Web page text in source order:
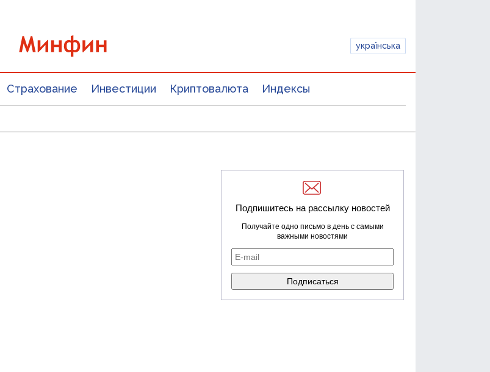
українська
Страхование Инвестиции Криптовалюта Индексы
Подпишитесь на рассылку новостей
Получайте одно письмо в день с самыми
важными новостями